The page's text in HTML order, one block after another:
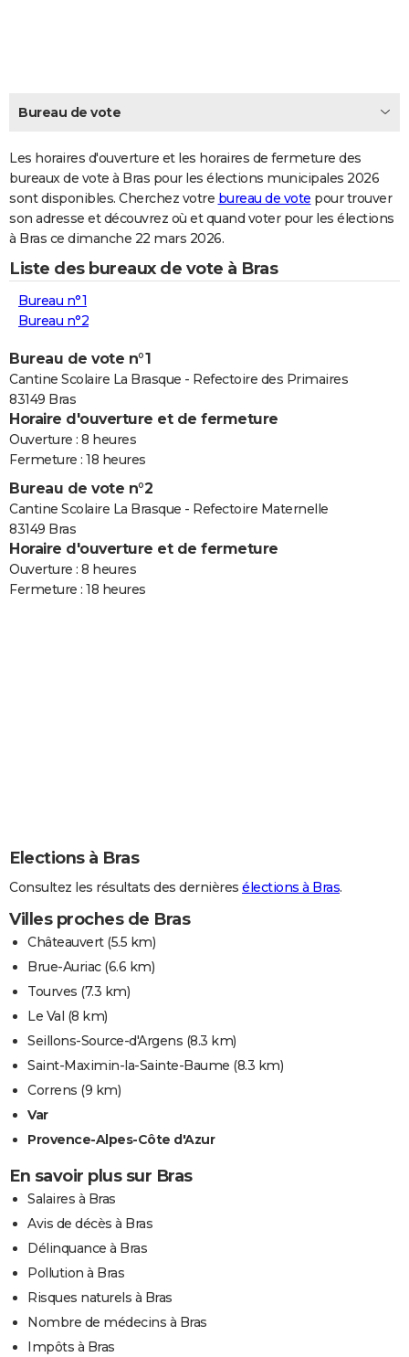
Carte de Noël
Carte Bonne année
Carte Saint-Valentin
Carte Pâques
Carte d'anniversaire
DICTIONNAIRE
Dictionnaire
Biographies
Citations
Expressions
Proverbes
PROGRAMME TV
COPAINS D'AVANT
S'inscrire
Se connecter
Lycées
Collèges
Primaires
Universités
Entreprises
Service militaire
Avis de recherche
AVIS DE DÉCÈS
FORUM
Bricolage
Lifestyle
Culture
Sport
Auto
Television
Voyage
Cinema
Bureau de vote
Les horaires d'ouverture et les horaires de fermeture des
bureaux de vote à Bras pour les élections municipales 2026
sont disponibles. Cherchez votre bureau de vote pour trouver
son adresse et découvrez où et quand voter pour les élections
à Bras ce dimanche 22 mars 2026.
Liste des bureaux de vote à Bras
Bureau n°1
Bureau n°2
Bureau de vote n°1
Cantine Scolaire La Brasque - Refectoire des Primaires
83149 Bras
Horaire d'ouverture et de fermeture
Ouverture : 8 heures
Fermeture : 18 heures
Bureau de vote n°2
Cantine Scolaire La Brasque - Refectoire Maternelle
83149 Bras
Horaire d'ouverture et de fermeture
Ouverture : 8 heures
Fermeture : 18 heures
Elections à Bras
Consultez les résultats des dernières élections à Bras.
Villes proches de Bras
Châteauvert(5.5 km)
Brue-Auriac(6.6 km)
Tourves (7.3 km)
Le Val (8 km)
Seillons-Source-d'Argens (8.3 km)
Saint-Maximin-la-Sainte-Baume (8.3 km)
Correns (9 km)
Var
Provence-Alpes-Côte d'Azur
En savoir plus sur Bras
Salaires à Bras
Avis de décès à Bras
Délinquance à Bras
Pollution à Bras
Risques naturels à Bras
Nombre de médecins à Bras
Impôts à Bras